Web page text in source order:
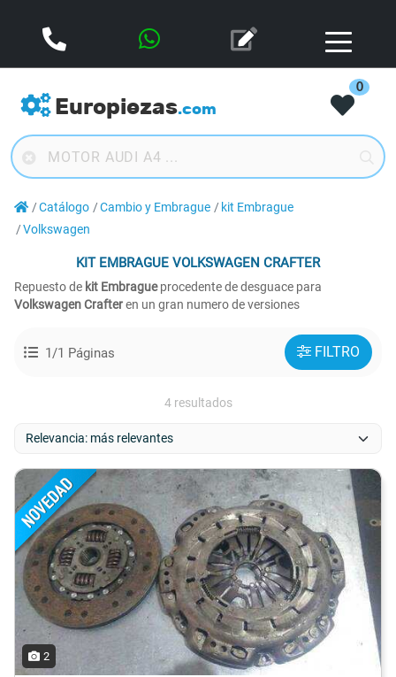
Europiezas.com
0
Catálogo Cambio y Embrague
kit Embrague
Volkswagen
KIT EMBRAGUE VOLKSWAGEN CRAFTER
Repuesto de kit Embragueprocedente de desguace para
Volkswagen Crafteren un gran numero de versiones
1/1 Páginas FILTRO
4 resultados
2